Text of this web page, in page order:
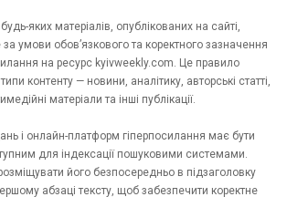
яких матеріалів, опублікованих на сайті,
умови обов’язкового та коректного зазначення
на ресурс kyivweekly.com. Це правило
контенту — новини, аналітику, авторські статті,
матеріали та інші публікації.
і онлайн-платформ гіперпосилання має бути
для індексації пошуковими системами.
його безпосередньо в підзаголовку
абзаці тексту, щоб забезпечити коректне